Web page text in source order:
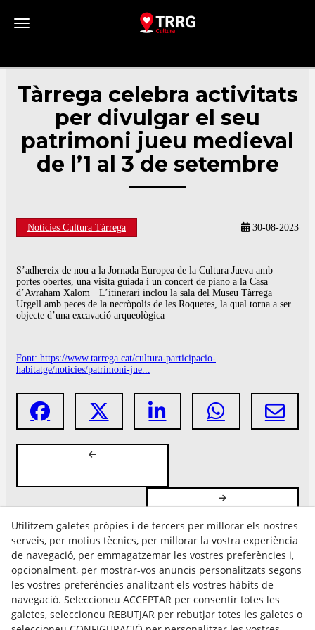
Toggle navigation
Tàrrega celebra activitats
per divulgar el seu
patrimoni jueu medieval
de l’1 al 3 de setembre
Notícies Cultura Tàrrega 30-08-2023
S’adhereix de nou a la Jornada Europea de la Cultura Jueva amb
portes obertes, una visita guiada i un concert de piano a la Casa
d’Avraham Xalom · L’itinerari inclou la sala del Museu Tàrrega
Urgell amb peces de la necròpolis de les Roquetes, la qual torna a ser
objecte d’una excavació arqueològica
Font: https://www.tarrega.cat/cultura-participacio-
habitatge/noticies/patrimoni-jue...
Avís Legal
Política Cookies
Política de Privacitat
Utilitzem galetes pròpies i de tercers per millorar els nostres
serveis, per motius tècnics, per millorar la vostra experiència
de navegació, per emmagatzemar les vostres preferències i,
opcionalment, per mostrar-vos anuncis personalitzats segons
les vostres preferències analitzant els vostres hàbits de
navegació. Seleccioneu ACCEPTAR per consentir totes les
galetes, seleccioneu REBUTJAR per rebutjar totes les galetes o